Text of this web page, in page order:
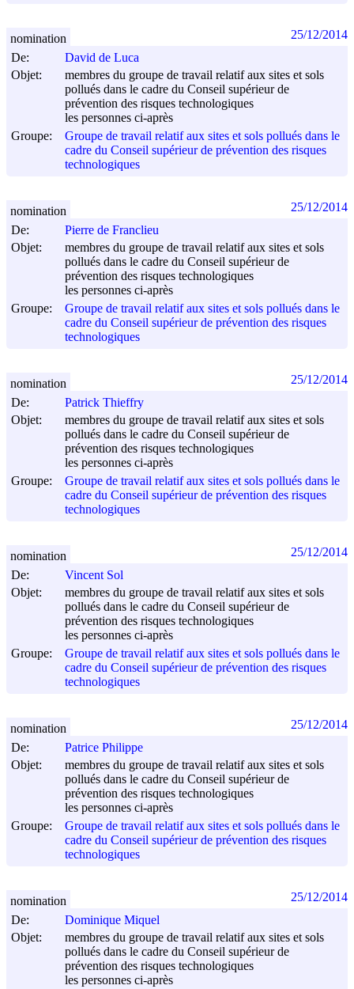
De:
David de Luca
Objet:
membres du groupe de travail relatif aux sites et sols
pollués dans le cadre du Conseil supérieur de
prévention des risques technologiques
les personnes ci-après
Groupe:
Groupe de travail relatif aux sites et sols pollués dans le
cadre du Conseil supérieur de prévention des risques
technologiques
nomination 25/12/2014
De:
Pierre de Franclieu
Objet:
membres du groupe de travail relatif aux sites et sols
pollués dans le cadre du Conseil supérieur de
prévention des risques technologiques
les personnes ci-après
Groupe:
Groupe de travail relatif aux sites et sols pollués dans le
cadre du Conseil supérieur de prévention des risques
technologiques
nomination 25/12/2014
De:
Patrick Thieffry
Objet:
membres du groupe de travail relatif aux sites et sols
pollués dans le cadre du Conseil supérieur de
prévention des risques technologiques
les personnes ci-après
Groupe:
Groupe de travail relatif aux sites et sols pollués dans le
cadre du Conseil supérieur de prévention des risques
technologiques
nomination 25/12/2014
De:
Vincent Sol
Objet:
membres du groupe de travail relatif aux sites et sols
pollués dans le cadre du Conseil supérieur de
prévention des risques technologiques
les personnes ci-après
Groupe:
Groupe de travail relatif aux sites et sols pollués dans le
cadre du Conseil supérieur de prévention des risques
technologiques
nomination 25/12/2014
De:
Patrice Philippe
Objet:
membres du groupe de travail relatif aux sites et sols
pollués dans le cadre du Conseil supérieur de
prévention des risques technologiques
les personnes ci-après
Groupe:
Groupe de travail relatif aux sites et sols pollués dans le
cadre du Conseil supérieur de prévention des risques
technologiques
nomination 25/12/2014
De:
Dominique Miquel
Objet:
membres du groupe de travail relatif aux sites et sols
pollués dans le cadre du Conseil supérieur de
prévention des risques technologiques
les personnes ci-après
nomination 25/12/2014